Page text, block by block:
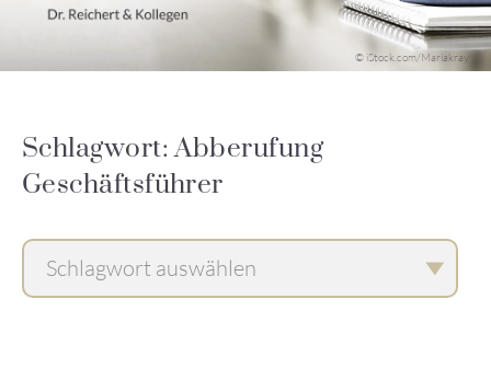
Arbeitsrecht
© iStock.com/Mariakray
Schlagwort: Abberufung
Geschäftsführer